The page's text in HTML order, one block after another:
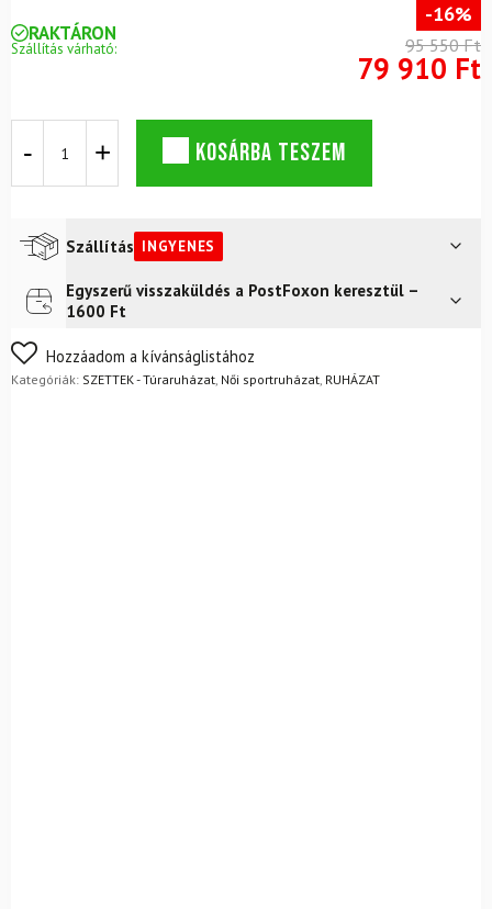
RAKTÁRON
Szállítás várható:
-16%
95 550 Ft
79 910 Ft
Alpine
Magenta
Ultra
Tights
Cinder
szett
mennyiség
KOSÁRBA TESZEM
Szállítás INGYENES
Futár a címreIngyenes
FoxPost
Egyszerű visszaküldés a PostFoxon keresztül –
1600 Ft
Nem biztos a választásában? Semmi gond – a terméket
egyszerűen visszaküldheti 14 napon belül, indoklás nélkül.
Hozzáadom a kívánságlistához
Kategóriák: SZETTEK - Túraruházat, Női sportruházat, RUHÁZAT